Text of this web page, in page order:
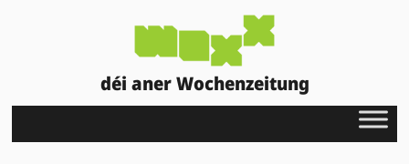
déi aner Wochenzeitung